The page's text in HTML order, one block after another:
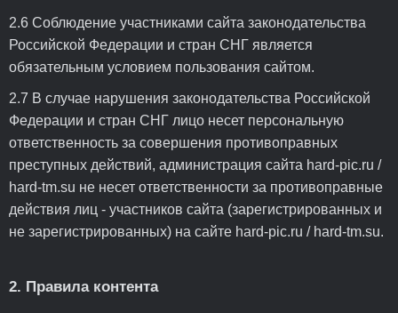
2.6 Соблюдение участниками сайта законодательства
Российской Федерации и стран СНГ является
обязательным условием пользования сайтом.
2.7 В случае нарушения законодательства Российской
Федерации и стран СНГ лицо несет персональную
ответственность за совершения противоправных
преступных действий, администрация сайта hard-pic.ru /
hard-tm.su не несет ответственности за противоправные
действия лиц - участников сайта (зарегистрированных и
не зарегистрированных) на сайте hard-pic.ru / hard-tm.su.
2. Правила контента